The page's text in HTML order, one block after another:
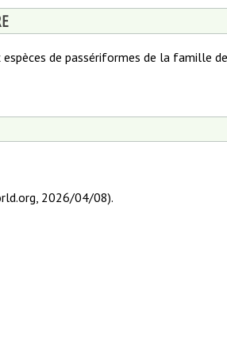
de passériformes de la famille
2026/04/08).